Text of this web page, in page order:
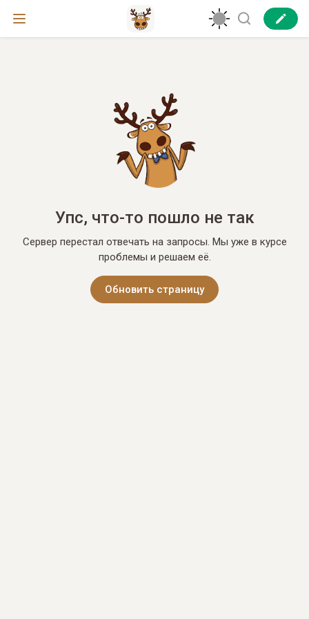
Упс, что-то пошло не так
Сервер перестал отвечать на запросы. Мы уже в курсе
проблемы и решаем её.
Обновить страницу